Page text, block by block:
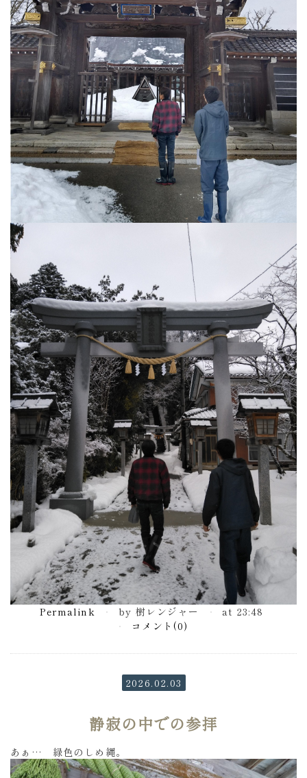
Permalink by 樹レンジャー
at 23:48
コメント(0)
2026.02.03
静寂の中での参拝
あぁ… 緑色のしめ縄。